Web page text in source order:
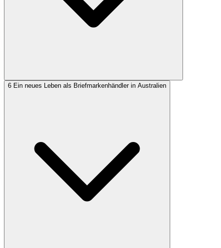
6 Ein neues Leben als Briefmarkenhändler in Australien